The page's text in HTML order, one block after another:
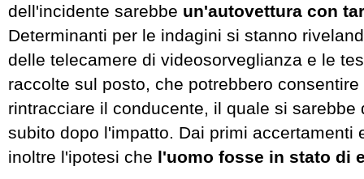
dell'incidente sarebbe un'autovettura con
Determinanti per le indagini si stanno
delle telecamere di videosorveglianza e le
raccolte sul posto, che potrebbero
rintracciare il conducente, il quale si sarebbe
subito dopo l'impatto. Dai primi accertamenti
inoltre l'ipotesi che l'uomo fosse in stato di